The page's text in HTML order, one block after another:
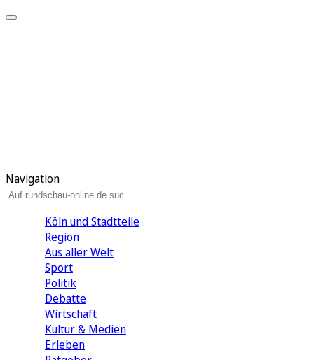
Navigation
Köln und Stadtteile
Region
Aus aller Welt
Sport
Politik
Debatte
Wirtschaft
Kultur & Medien
Erleben